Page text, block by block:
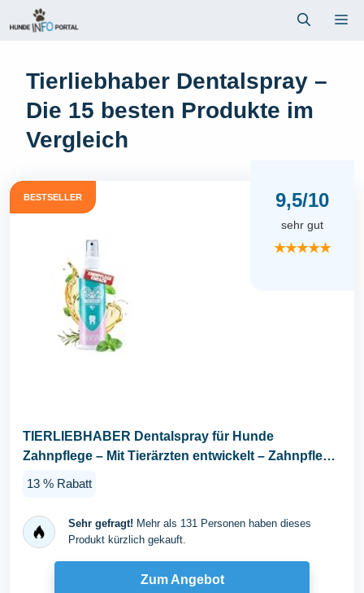
Inhalt
Tierliebhaber Dentalspray –
Die 15 besten Produkte im
Vergleich
BESTSELLER 9,5/10
sehr gut
★★★★★
TIERLIEBHABER Dentalspray für Hunde
Zahnpflege – Mit Tierärzten entwickelt – Zahnpflege
13 % Rabatt
Sehr gefragt! Mehr als 131 Personen haben dieses
Produkt kürzlich gekauft.
Zum Angebot